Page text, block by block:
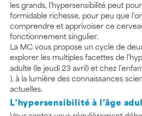
les grands, l’hypersensibilité peut
formidable richesse, pour peu que
comprendre et apprivoiser ce
fonctionnement singulier.
La MC vous propose un cycle de
explorer les multiples facettes de
adulte (le jeudi 23 avril) et chez
), à la lumière des connaissances
actuelles.
L’hypersensibilité à l’âge